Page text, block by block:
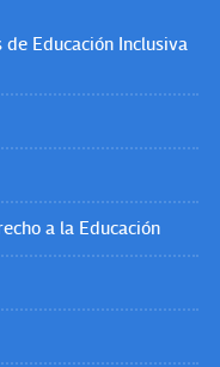
Educación Inclusiva
a la Educación